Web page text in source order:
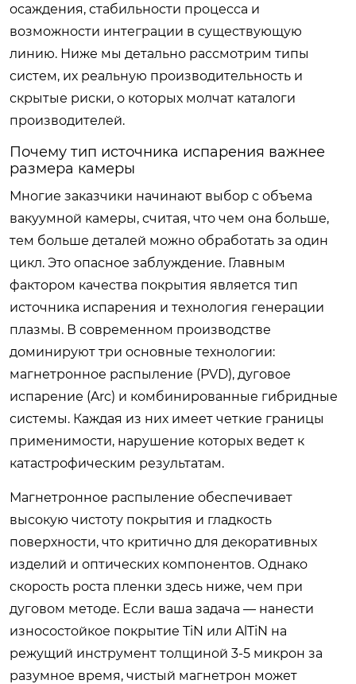
осаждения, стабильности процесса и
возможности интеграции в существующую
линию. Ниже мы детально рассмотрим типы
систем, их реальную производительность и
скрытые риски, о которых молчат каталоги
производителей.
Почему тип источника испарения важнее
размера камеры
Многие заказчики начинают выбор с объема
вакуумной камеры, считая, что чем она больше,
тем больше деталей можно обработать за один
цикл. Это опасное заблуждение. Главным
фактором качества покрытия является тип
источника испарения и технология генерации
плазмы. В современном производстве
доминируют три основные технологии:
магнетронное распыление (PVD), дуговое
испарение (Arc) и комбинированные гибридные
системы. Каждая из них имеет четкие границы
применимости, нарушение которых ведет к
катастрофическим результатам.
Магнетронное распыление обеспечивает
высокую чистоту покрытия и гладкость
поверхности, что критично для декоративных
изделий и оптических компонентов. Однако
скорость роста пленки здесь ниже, чем при
дуговом методе. Если ваша задача — нанести
износостойкое покрытие TiN или AlTiN на
режущий инструмент толщиной 3-5 микрон за
разумное время, чистый магнетрон может